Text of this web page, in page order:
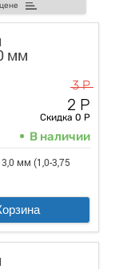
мм
3 Р
2 Р
Скидка 0 Р
В наличии
мм (1,0-3,75